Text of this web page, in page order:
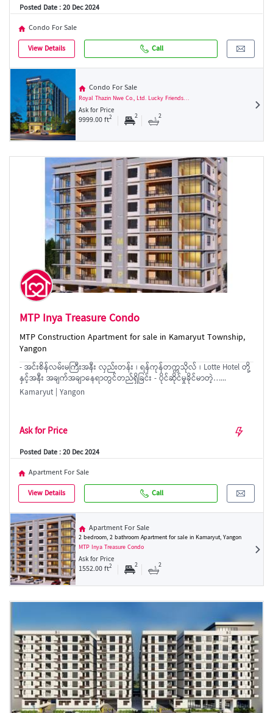
Posted Date : 20 Dec 2024
Condo For Sale
View Details
Call
Condo For Sale
Royal Thazin Nwe Co., Ltd. Lucky Friends…
Ask for Price
9999.00 ft2 2 2
MTP Inya Treasure Condo
MTP Construction Apartment for sale in Kamaryut Township,
Yangon
- အင်းစိန်လမ်းမကြီးအနီး လှည်းတန်း ၊ ရန်ကုန်တက္ကသိုလ် ၊ Lotte Hotel တို့
နှင့်အနီး အချက်အချာနေရာတွင်တည်ရှိခြင်း - ပိုင်ဆိုင်မှုခိုင်မာတဲ့…...
Kamaryut | Yangon
Ask for Price
Posted Date : 20 Dec 2024
Apartment For Sale
View Details
Call
Apartment For Sale
2 bedroom, 2 bathroom Apartment for sale in Kamaryut, Yangon
MTP Inya Treasure Condo
Ask for Price
1552.00 ft2 2 2